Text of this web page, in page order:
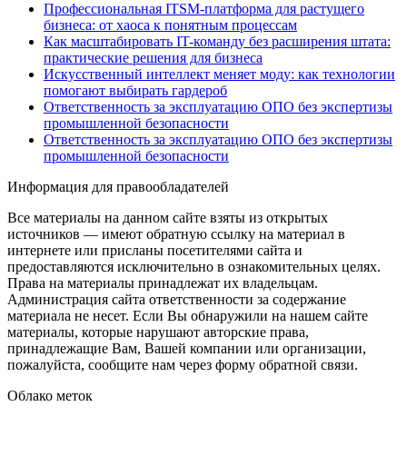
Профессиональная ITSM-платформа для растущего
бизнеса: от хаоса к понятным процессам
Как масштабировать IT-команду без расширения штата:
практические решения для бизнеса
Искусственный интеллект меняет моду: как технологии
помогают выбирать гардероб
Ответственность за эксплуатацию ОПО без экспертизы
промышленной безопасности
Ответственность за эксплуатацию ОПО без экспертизы
промышленной безопасности
Информация для правообладателей
Все материалы на данном сайте взяты из открытых
источников — имеют обратную ссылку на материал в
интернете или присланы посетителями сайта и
предоставляются исключительно в ознакомительных целях.
Права на материалы принадлежат их владельцам.
Администрация сайта ответственности за содержание
материала не несет. Если Вы обнаружили на нашем сайте
материалы, которые нарушают авторские права,
принадлежащие Вам, Вашей компании или организации,
пожалуйста, сообщите нам через форму обратной связи.
Облако меток